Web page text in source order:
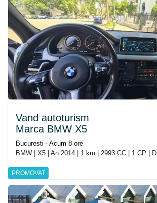
PROMOVAT
Vand autoturism
Marca BMW X5
Bucuresti - Acum 8 ore
BMW | X5 | An 2014 | 1 km | 2993 CC | 1 CP |